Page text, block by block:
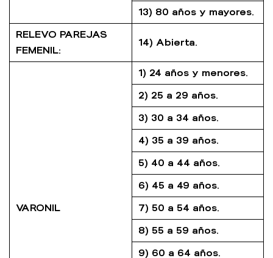
13) 80 años y mayores.
RELEVO PAREJAS
FEMENIL:
14) Abierta.
VARONIL
1) 24 años y menores.
2) 25 a 29 años.
3) 30 a 34 años.
4) 35 a 39 años.
5) 40 a 44 años.
6) 45 a 49 años.
7) 50 a 54 años.
8) 55 a 59 años.
9) 60 a 64 años.